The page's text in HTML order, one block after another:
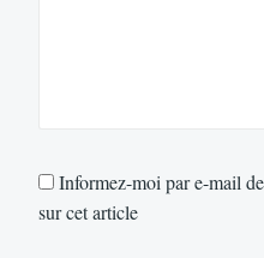
Informez-moi par e-mail
sur cet article